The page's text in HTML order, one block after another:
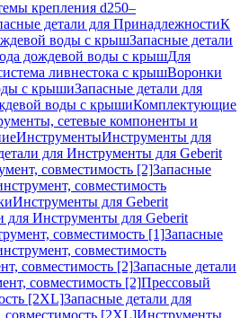
крепления d250–
детали для ПринадлежностиК
воды с крышЗапасные детали
дождевой воды с крышДля
ливнестока с крышВоронки
с крышиЗапасные детали для
воды с крышиКомплектующие
сетевые компоненты и
ИнструментыИнструменты для
для Инструменты для Geberit
совместимость [2]Запасные
совместимость
Инструменты для Geberit
для Инструменты для Geberit
совместимость [1]Запасные
совместимость
совместимость [2]Запасные детали
совместимость [2]Прессовый
[2XL]Запасные детали для
[2XL]Инструменты